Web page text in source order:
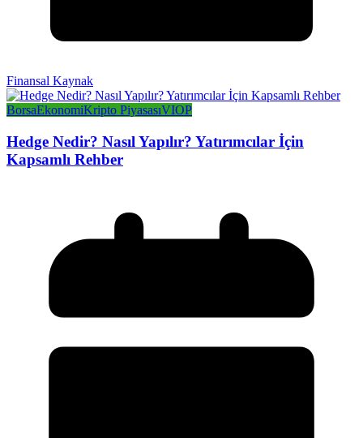
Finansal Kaynak
BorsaEkonomiKripto PiyasasıVIOP
Hedge Nedir? Nasıl Yapılır? Yatırımcılar İçin
Kapsamlı Rehber